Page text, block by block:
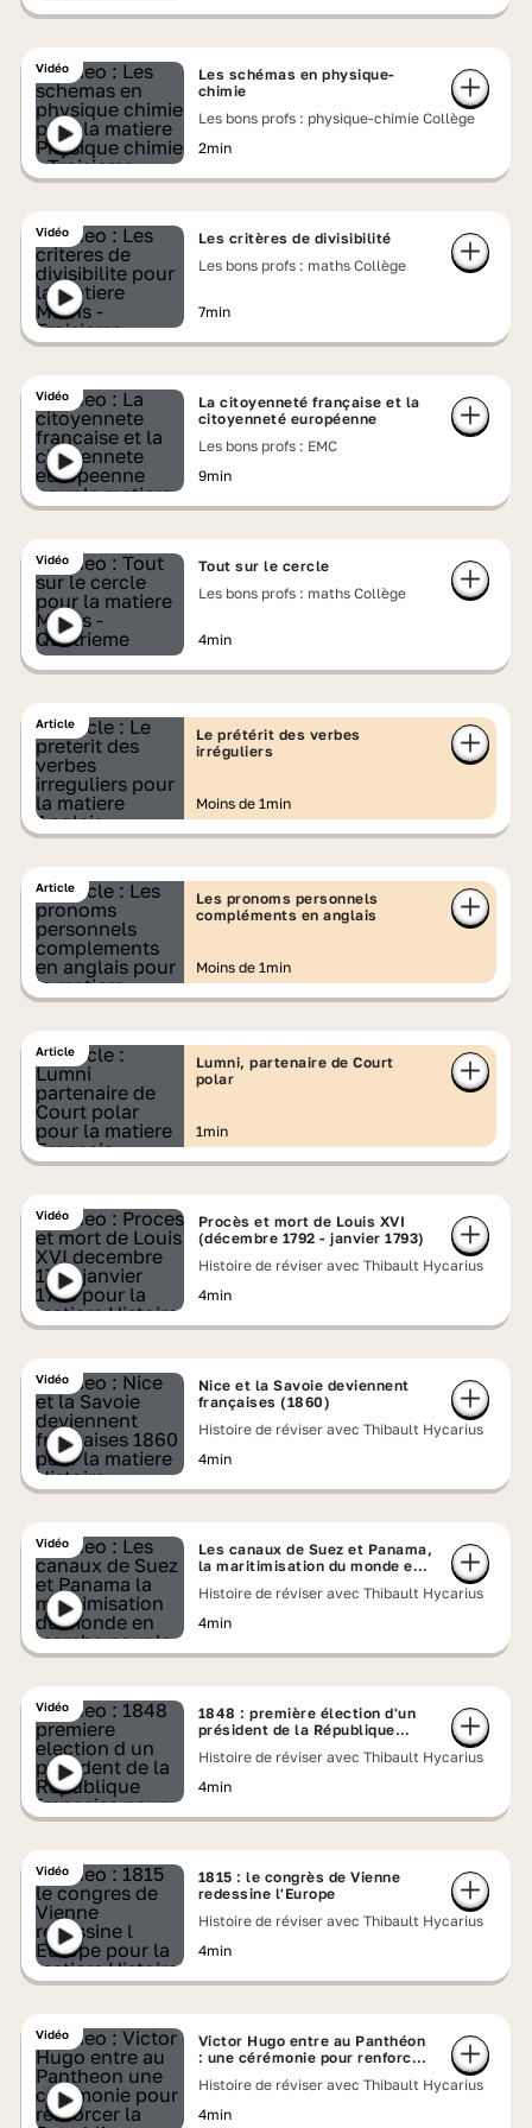
Vidéo
Les schémas en physique-
chimie
Les bons profs : physique-chimie Collège
2min
Vidéo
Les critères de divisibilité
Les bons profs : maths Collège
7min
Vidéo
La citoyenneté française et la
citoyenneté européenne
Les bons profs : EMC
9min
Vidéo
Tout sur le cercle
Les bons profs : maths Collège
4min
Article
Le prétérit des verbes
irréguliers
Moins de 1min
Article
Les pronoms personnels
compléments en anglais
Moins de 1min
Article
Lumni, partenaire de Court
polar
1min
Vidéo
Procès et mort de Louis XVI
(décembre 1792 - janvier 1793)
Histoire de réviser avec Thibault Hycarius
4min
Vidéo
Nice et la Savoie deviennent
françaises (1860)
Histoire de réviser avec Thibault Hycarius
4min
Vidéo
Les canaux de Suez et Panama,
la maritimisation du monde en
Histoire de réviser avec Thibault Hycarius
4min
Vidéo
1848 : première élection d'un
président de la République
Histoire de réviser avec Thibault Hycarius
4min
Vidéo
1815 : le congrès de Vienne
redessine l'Europe
Histoire de réviser avec Thibault Hycarius
4min
Vidéo
Victor Hugo entre au Panthéon
: une cérémonie pour renforcer
Histoire de réviser avec Thibault Hycarius
4min